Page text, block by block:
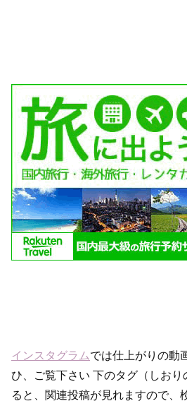
インスタグラムでは仕上がりの動
ひ、ご覧下さい 下のタグ（しおり
ると、関連投稿が見れますので